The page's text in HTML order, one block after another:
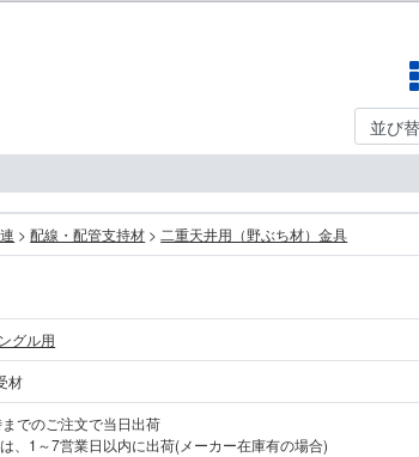
> 配線・配管支持材 > 二重天井用（野ぶち材）金具
グル用
材
でのご注文で当日出荷
、1～7営業日以内に出荷(メーカー在庫有の場合)